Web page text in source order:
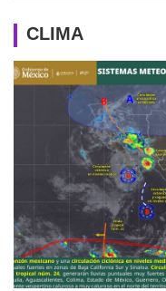
CLIMA